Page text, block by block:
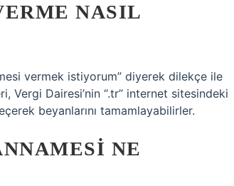
NASIL
vermek istiyorum” diyerek dilekçe ile
Vergi Dairesi’nin “.tr” internet sitesindeki
beyanlarını tamamlayabilirler.
NE